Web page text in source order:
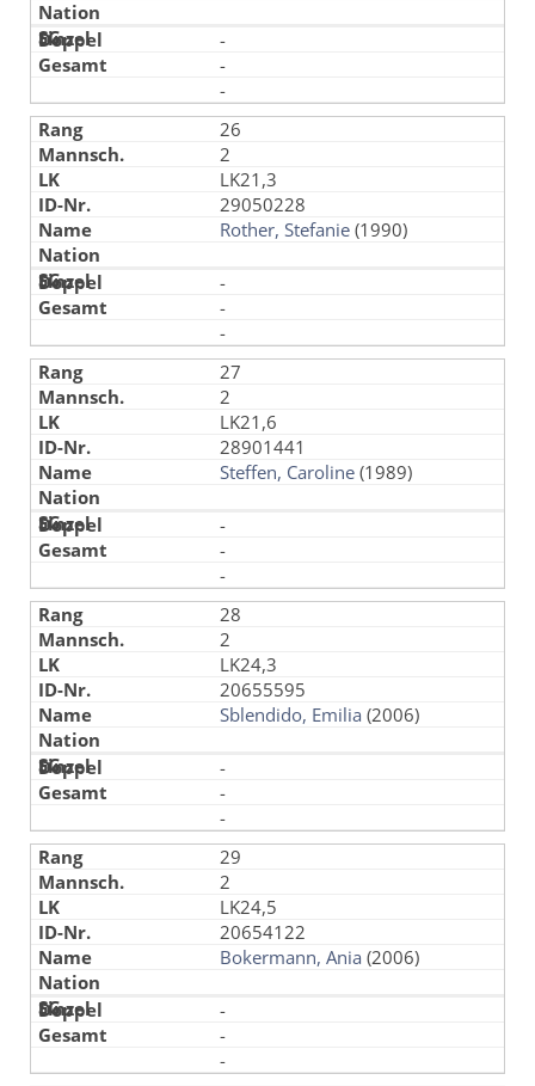
-
-
-
26
2
LK21,3
29050228
Rother, Stefanie (1990)
-
-
-
27
2
LK21,6
28901441
Steffen, Caroline (1989)
-
-
-
28
2
LK24,3
20655595
Sblendido, Emilia (2006)
-
-
-
29
2
LK24,5
20654122
Bokermann, Ania (2006)
-
-
-